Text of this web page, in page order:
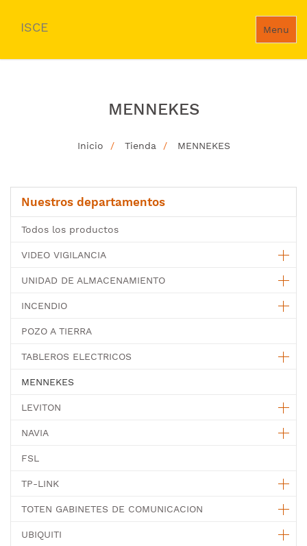
Menu
ISCE
MENNEKES
Inicio Tienda MENNEKES
Nuestros departamentos
Todos los productos
VIDEO VIGILANCIA
UNIDAD DE ALMACENAMIENTO
INCENDIO
POZO A TIERRA
TABLEROS ELECTRICOS
MENNEKES
LEVITON
NAVIA
FSL
TP-LINK
TOTEN GABINETES DE COMUNICACION
UBIQUITI